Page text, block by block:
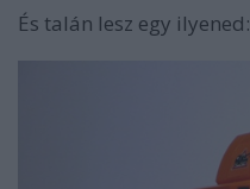
És talán lesz egy ilyened: